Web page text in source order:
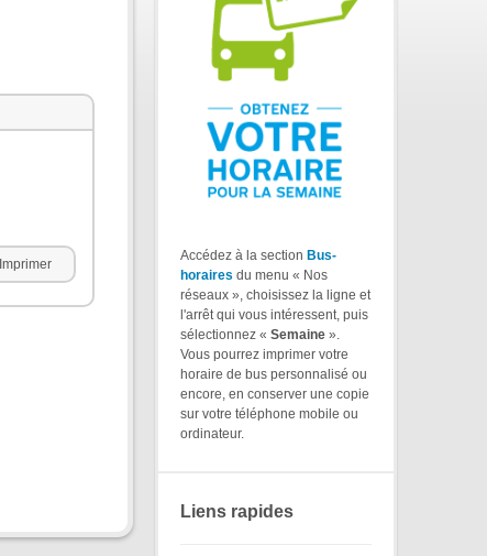
Imprimer
Accédez à la section Bus-
horaires du menu « Nos
réseaux », choisissez la ligne et
l'arrêt qui vous intéressent, puis
sélectionnez « Semaine ».
Vous pourrez imprimer votre
horaire de bus personnalisé ou
encore, en conserver une copie
sur votre téléphone mobile ou
ordinateur.
Liens rapides